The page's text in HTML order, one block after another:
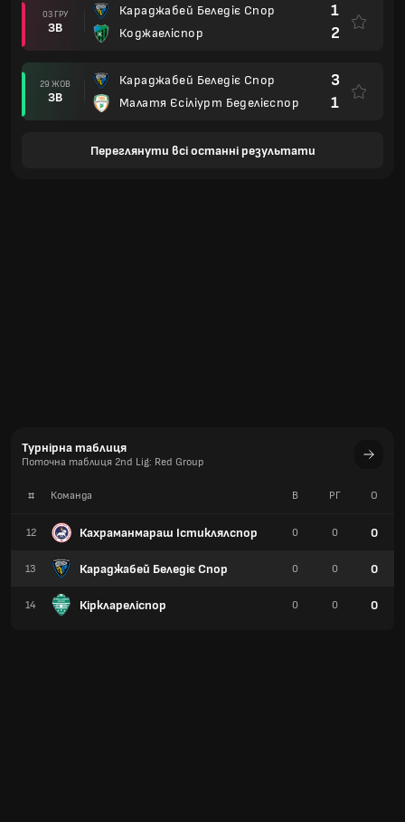
03 ГРУ
ЗВ
Караджабей Беледіє Спор
Коджаеліспор
1
2
29 ЖОВ
ЗВ
Караджабей Беледіє Спор
Малатя Єсіліурт Беделієспор
3
1
Переглянути всі останні результати
Турнірна таблиця
Поточна таблиця 2nd Lig: Red Group
# Команда
12 Кахраманмараш Істиклялспор
13 Караджабей Беледіє Спор
14 Кірклареліспор
В РГ О
0 0 0
0 0 0
0 0 0